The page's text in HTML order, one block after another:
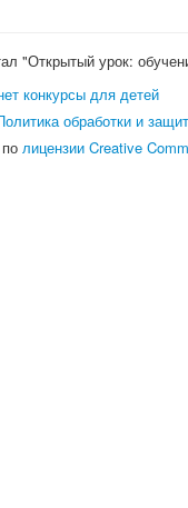
"Открытый урок:
конкурсы для детей
обработки и
полицензии Creative